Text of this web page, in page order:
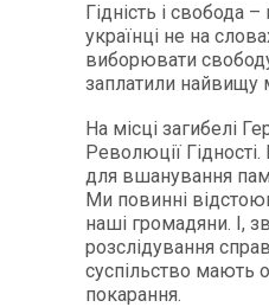
Гідність і свобода
українці не на
виборювати
заплатили найвищу
На місці загибелі
Революції
для вшанування
Ми повинні
наші громадяни. І,
розслідування
суспільство мають
покарання.